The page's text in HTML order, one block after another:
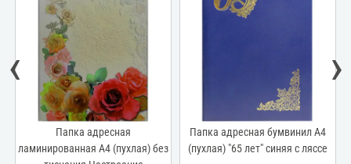
Папка адресная
ламинированная А4 (пухлая) без
Папка адресная бумвинил А4
(пухлая) "65 лет" синяя с ляссе
‹ ›